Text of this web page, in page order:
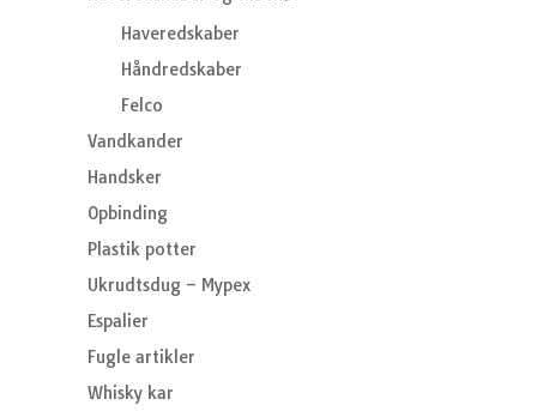
Haveredskaber
Håndredskaber
Felco
Vandkander
Handsker
Opbinding
Plastik potter
Ukrudtsdug – Mypex
Espalier
Fugle artikler
Whisky kar